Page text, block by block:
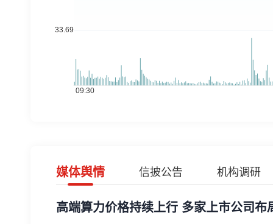
媒体舆情 信披公告 机构调研
高端算力价格持续上行 多家上市公司布